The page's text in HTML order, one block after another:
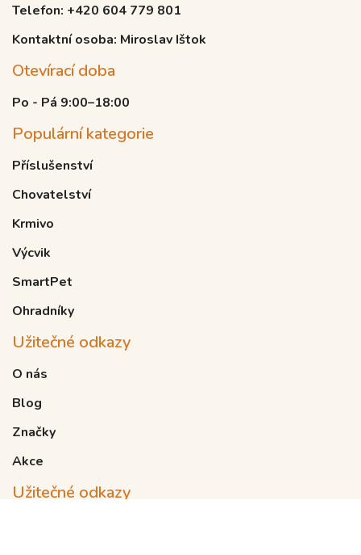
Telefon: +420 604 779 801
Kontaktní osoba: Miroslav Ištok
Otevírací doba
Po - Pá 9:00–18:00
Populární kategorie
Příslušenství
Chovatelství
Krmivo
Výcvik
SmartPet
Ohradníky
Užitečné odkazy
O nás
Blog
Značky
Akce
Užitečné odkazy